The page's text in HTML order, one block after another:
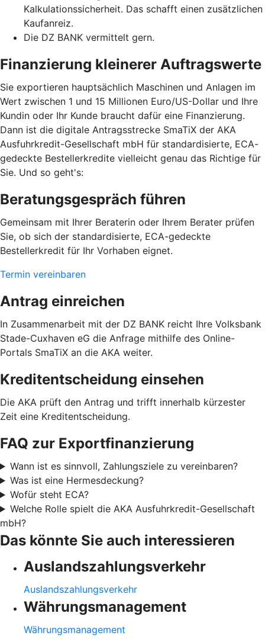
Kalkulationssicherheit. Das schafft einen zusätzlichen
Kaufanreiz.
Die DZ BANK vermittelt gern.
Finanzierung kleinerer Auftragswerte
Sie exportieren hauptsächlich Maschinen und Anlagen im
Wert zwischen 1 und 15 Millionen Euro/US-Dollar und Ihre
Kundin oder Ihr Kunde braucht dafür eine Finanzierung.
Dann ist die digitale Antragsstrecke SmaTiX der AKA
Ausfuhrkredit-Gesellschaft mbH für standardisierte, ECA-
gedeckte Bestellerkredite vielleicht genau das Richtige für
Sie. Und so geht's:
Beratungsgespräch führen
Gemeinsam mit Ihrer Beraterin oder Ihrem Berater prüfen
Sie, ob sich der standardisierte, ECA-gedeckte
Bestellerkredit für Ihr Vorhaben eignet.
Termin vereinbaren
Antrag einreichen
In Zusammenarbeit mit der DZ BANK reicht Ihre Volksbank
Stade-Cuxhaven eG die Anfrage mithilfe des Online-
Portals SmaTiX an die AKA weiter.
Kreditentscheidung einsehen
Die AKA prüft den Antrag und trifft innerhalb kürzester
Zeit eine Kreditentscheidung.
FAQ zur Exportfinanzierung
Wann ist es sinnvoll, Zahlungsziele zu vereinbaren?
Was ist eine Hermesdeckung?
Wofür steht ECA?
Welche Rolle spielt die AKA Ausfuhrkredit-Gesellschaft
mbH?
Das könnte Sie auch interessieren
Auslandszahlungsverkehr
Auslandszahlungsverkehr
Währungsmanagement
Währungsmanagement